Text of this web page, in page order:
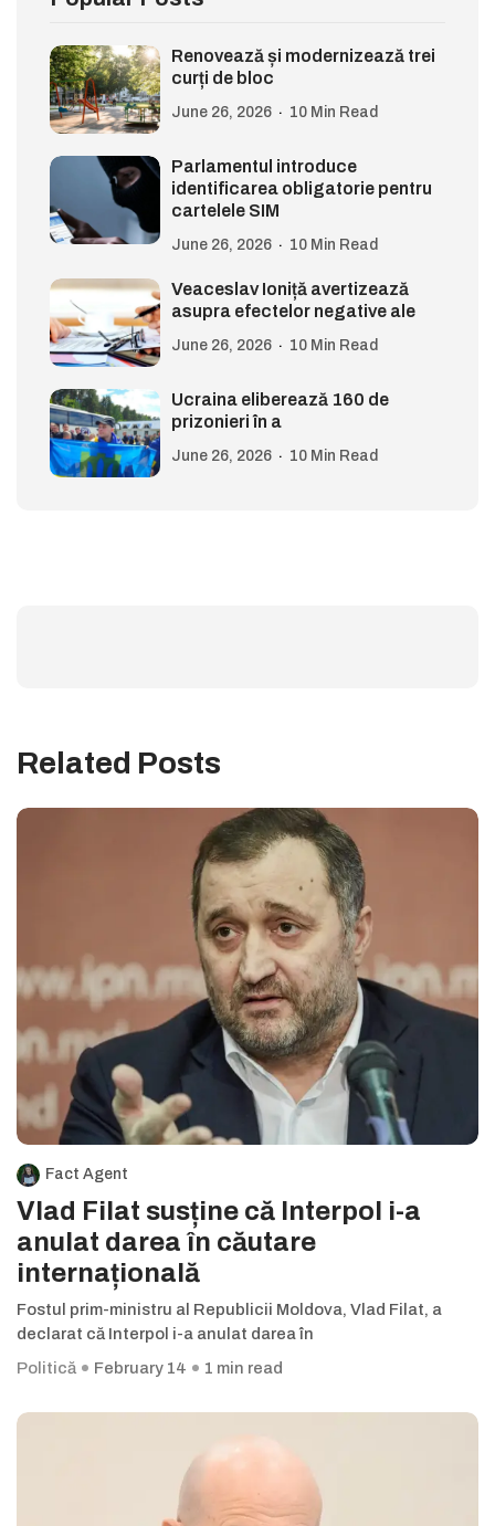
Renovează și modernizează trei
curți de bloc
June 26, 2026 10 Min Read
Parlamentul introduce
identificarea obligatorie pentru
cartelele SIM
June 26, 2026 10 Min Read
Veaceslav Ioniță avertizează
asupra efectelor negative ale
June 26, 2026 10 Min Read
Ucraina eliberează 160 de
prizonieri în a
June 26, 2026 10 Min Read
Related Posts
Fact Agent
Vlad Filat susține că Interpol i-a
anulat darea în căutare
internațională
Fostul prim-ministru al Republicii Moldova, Vlad Filat, a
declarat că Interpol i-a anulat darea în
Politică
February 14 1 min read